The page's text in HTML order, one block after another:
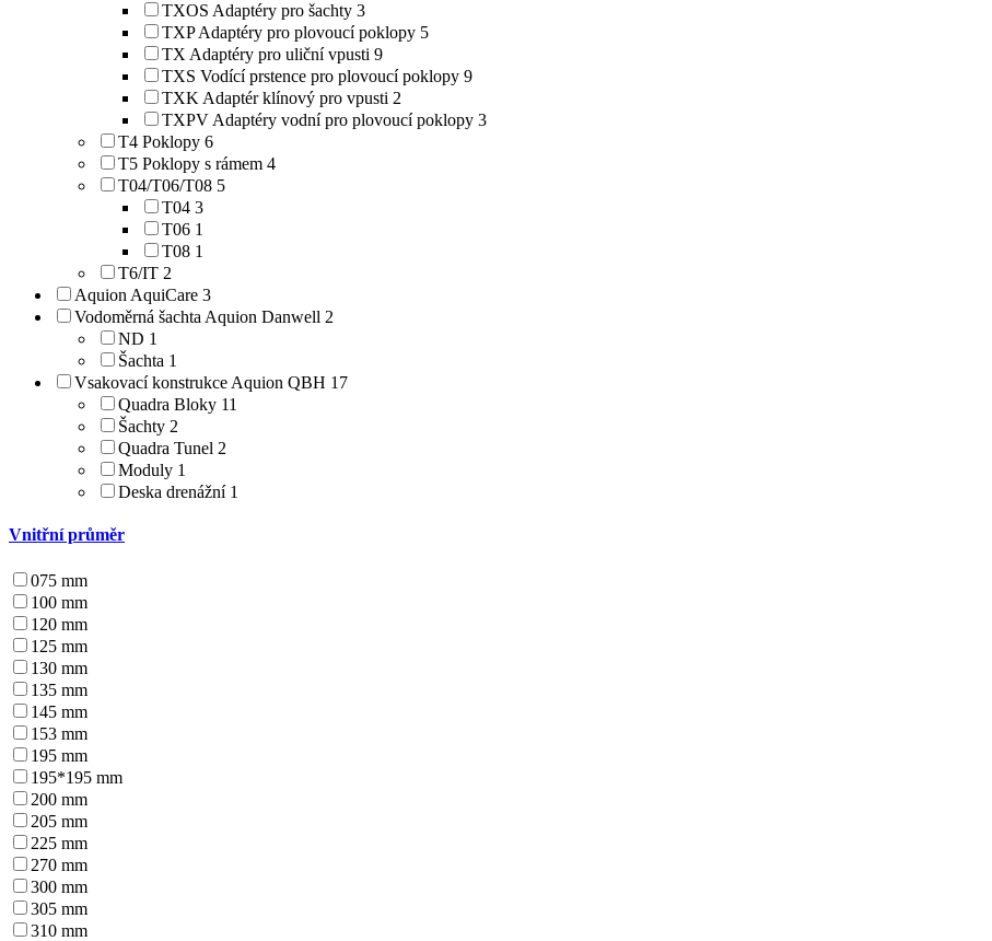
TXOS Adaptéry pro šachty 3
TXP Adaptéry pro plovoucí poklopy 5
TX Adaptéry pro uliční vpusti 9
TXS Vodící prstence pro plovoucí poklopy 9
TXK Adaptér klínový pro vpusti 2
TXPV Adaptéry vodní pro plovoucí poklopy 3
T4 Poklopy 6
T5 Poklopy s rámem 4
T04/T06/T08 5
T04 3
T06 1
T08 1
T6/IT 2
Aquion AquiCare 3
Vodoměrná šachta Aquion Danwell 2
ND 1
Šachta 1
Vsakovací konstrukce Aquion QBH 17
Quadra Bloky 11
Šachty 2
Quadra Tunel 2
Moduly 1
Deska drenážní 1
Vnitřní průměr
075 mm
100 mm
120 mm
125 mm
130 mm
135 mm
145 mm
153 mm
195 mm
195*195 mm
200 mm
205 mm
225 mm
270 mm
300 mm
305 mm
310 mm